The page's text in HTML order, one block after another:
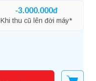
-3.000.000đ
Khi thu cũ lên đời máy*